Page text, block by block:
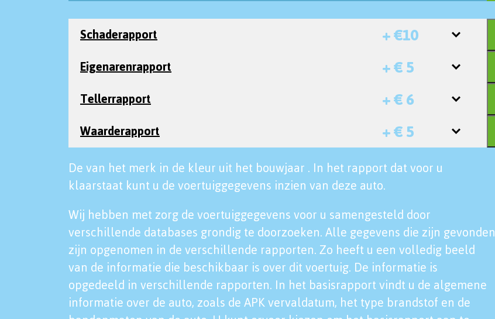
Schaderapport + €10
Eigenarenrapport + € 5
Tellerrapport + € 6
Waarderapport + € 5
De van het merk in de kleur uit het bouwjaar . In het rapport dat voor u
klaarstaat kunt u de voertuiggegevens inzien van deze auto.
Wij hebben met zorg de voertuiggegevens voor u samengesteld door
verschillende databases grondig te doorzoeken. Alle gegevens die zijn gevonden
zijn opgenomen in de verschillende rapporten. Zo heeft u een volledig beeld
van de informatie die beschikbaar is over dit voertuig. De informatie is
opgedeeld in verschillende rapporten. In het basisrapport vindt u de algemene
informatie over de auto, zoals de APK vervaldatum, het type brandstof en de